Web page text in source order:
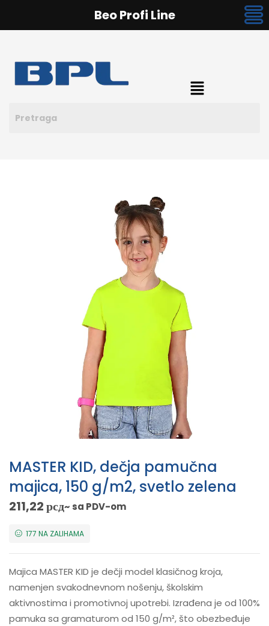
MASTER KID, dečja pamučna
majica, 150 g/m2, svetlo zelena
211,22рсд~ sa PDV-om
177 NA ZALIHAMA
Majica MASTER KID je dečji model klasičnog kroja,
namenjen svakodnevnom nošenju, školskim
aktivnostima i promotivnoj upotrebi. Izrađena je od 100%
pamuka sa gramaturom od 150 g/m², što obezbeđuje
Beo Profi Line